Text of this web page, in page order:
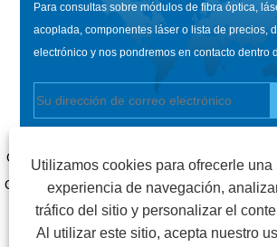
Para consultas sobre módulos de fibra óptica,
acoplada, componentes láser o lista de precios,
electrónico y nos pondremos en contacto dentro
COPYRIGHT @ 2020 SHENZHEN BOX
CO., LTD. - MÓDULOS DE FIBRA ÓPTICA DE
DE LÁSERES ACOPLADOS DE FIBRA Y
COMPONENTES LÁSER. TODOS LOS
Utilizamos cookies para ofrecerle una
experiencia de navegación,
tráfico del sitio y personalizar el
Al utilizar este sitio, acepta nuestro